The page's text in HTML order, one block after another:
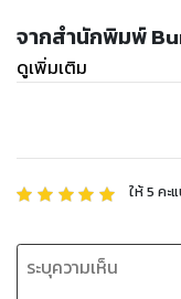
จากสำนักพิมพ์
ดูเพิ่มเติม
ให้5 คะ